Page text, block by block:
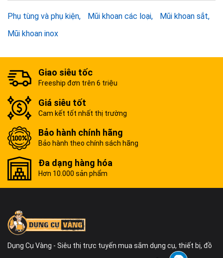
Phụ tùng và phụ kiện Mũi khoan các loại
Mũi khoan sắt
Mũi khoan inox
Giao siêu tốc
Freeship đơn trên 6 triệu
Giá siêu tốt
Cam kết tốt nhất thị trường
Bảo hành chính hãng
Bảo hành theo chính sách hãng
Đa dạng hàng hóa
Hơn 10.000 sản phẩm
Dụng Cụ Vàng - Siêu thị trực tuyến mua sắm dụng cụ, thiết bị, đồ